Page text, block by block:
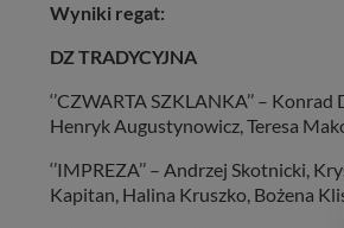
Wyniki regat:
DZ TRADYCYJNA
‘’CZWARTA SZKLANKA’’ –
Henryk Augustynowicz, Teresa
‘’IMPREZA’’ – Andrzej Skotnicki,
Kapitan, Halina Kruszko, Bożena